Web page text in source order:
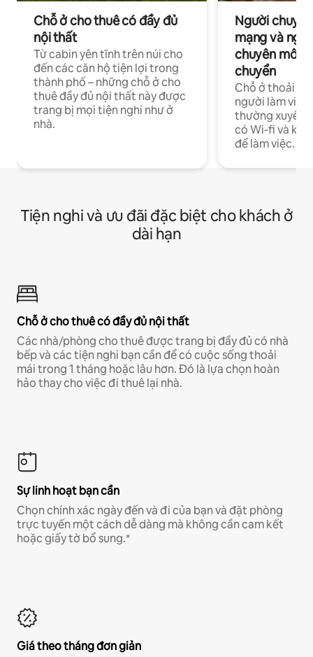
Chỗ ở cho thuê có đầy đủ
nội thất
Từ cabin yên tĩnh trên núi cho
đến các căn hộ tiện lợi trong
thành phố – những chỗ ở cho
thuê đầy đủ nội thất này được
trang bị mọi tiện nghi như ở
nhà.
Người
mạng và
chuyên môn
chuyển
Chỗ ở thoải
người làm việc
thường xuyên
có Wi-fi và
để làm việc.
Tiện nghi và ưu đãi đặc biệt cho khách ở
dài hạn
Chỗ ở cho thuê có đầy đủ nội thất
Các nhà/phòng cho thuê được trang bị đầy đủ có nhà
bếp và các tiện nghi bạn cần để có cuộc sống thoải
mái trong 1 tháng hoặc lâu hơn. Đó là lựa chọn hoàn
hảo thay cho việc đi thuê lại nhà.
Sự linh hoạt bạn cần
Chọn chính xác ngày đến và đi của bạn và đặt phòng
trực tuyến một cách dễ dàng mà không cần cam kết
hoặc giấy tờ bổ sung.*
Giá theo tháng đơn giản